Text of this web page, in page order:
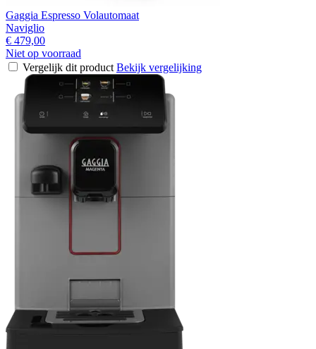
Gaggia Espresso Volautomaat
Naviglio
€ 479,00
Niet op voorraad
Vergelijk dit product Bekijk vergelijking